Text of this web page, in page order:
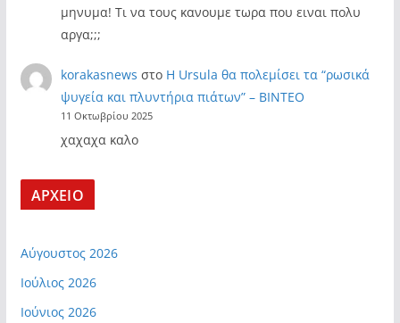
μηνυμα! Τι να τους κανουμε τωρα που ειναι πολυ
αργα;;;
korakasnews στο Η Ursula θα πολεμίσει τα “ρωσικά
ψυγεία και πλυντήρια πιάτων” – ΒΙΝΤΕΟ
11 Οκτωβρίου 2025
χαχαχα καλο
ΑΡΧΕΙΟ
Αύγουστος 2026
Ιούλιος 2026
Ιούνιος 2026